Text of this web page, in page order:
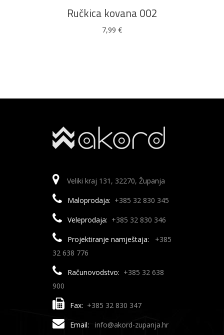
Ručkica kovana 002
7,99 €
Veliki kraj 131, 32270, Županja
Maloprodaja: +385 32 830 345
Veleprodaja: +385 32 830 346
Projektiranje namještaja:
+385
32 638 776
Računovodstvo: +385 32 638
900
Fax: +385 32 830 347
Email: info@akord-zupanja.hr